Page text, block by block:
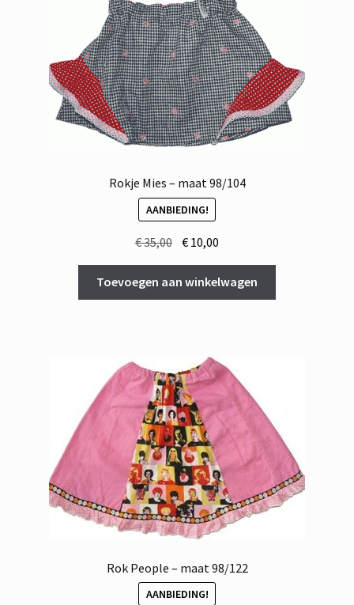
Rokje Mies – maat 98/104
AANBIEDING!
€35,00 Oorspronkelijke
was:
€ 35,00.
€ 10,00
is:
€ 10,00.
Toevoegen aan winkelwagen
Rok People – maat 98/122
AANBIEDING!